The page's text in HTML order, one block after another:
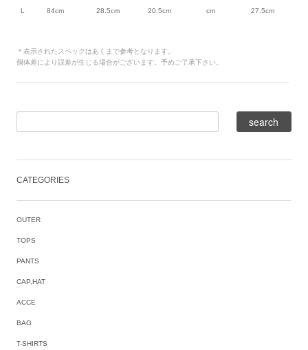
L 84cm 28.5cm 20.5cm cm 27.5cm
＊表示されたスペックはあくまで参考となります。
個体差により誤差が生じる場合がございます。予めご了承下さい。
CATEGORIES
OUTER
TOPS
PANTS
CAP,HAT
ACCE
BAG
T-SHIRTS